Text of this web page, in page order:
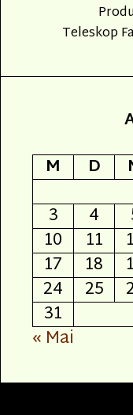
Teleskop
M
D
3
4
10
11
17
18
24
25
31
« Mai